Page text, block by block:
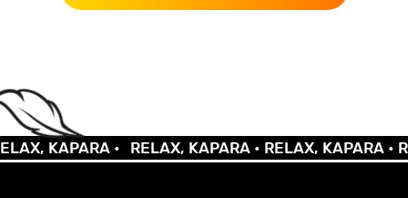
KAPARA • RELAX, KAPARA •RELAX, KAPARA •